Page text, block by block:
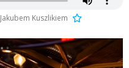
Kuszlikiem